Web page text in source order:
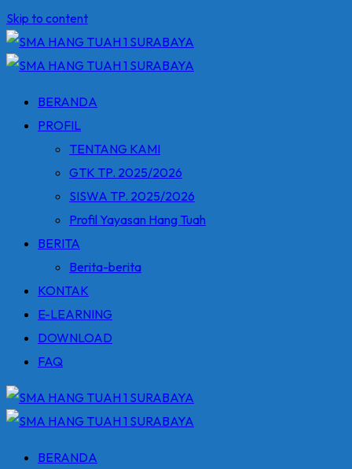
Skip to content
BERANDA
PROFIL
TENTANG KAMI
GTK TP. 2025/2026
SISWA TP. 2025/2026
Profil Yayasan Hang Tuah
BERITA
Berita-berita
KONTAK
E-LEARNING
DOWNLOAD
FAQ
BERANDA